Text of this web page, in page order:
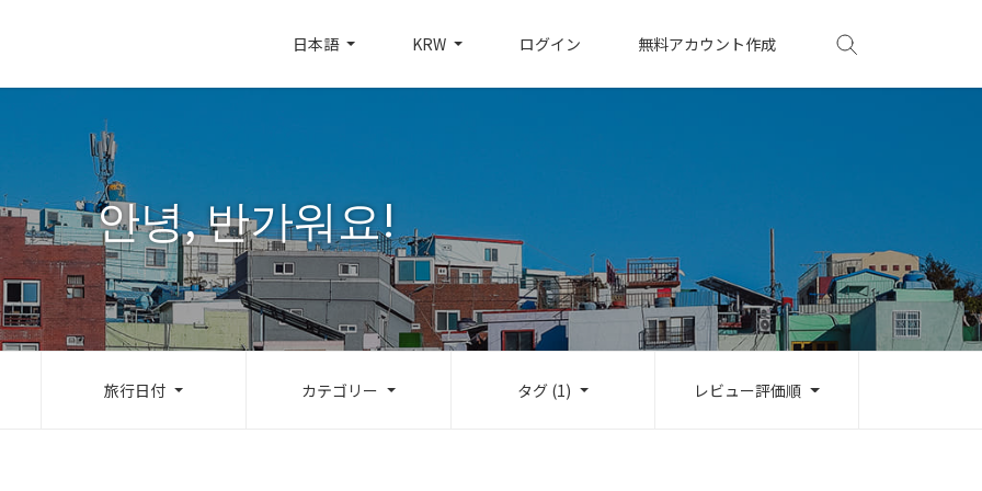
日本語 KRW ログイン 無料アカウント作成
안녕, 반가워요!
旅行日付 カテゴリー タグ (1) レビュー評価順